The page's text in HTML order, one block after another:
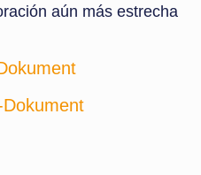
aún más estrecha